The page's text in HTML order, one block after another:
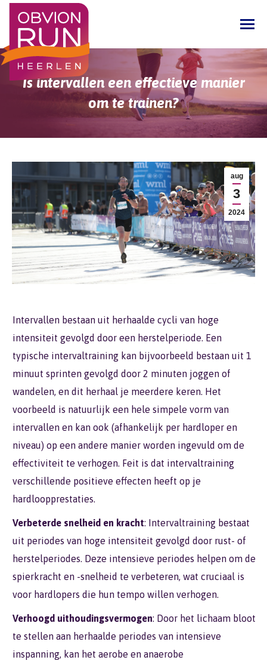
Is intervallen een effectieve manier
om te trainen?
Je bent hier:
aug
3
2024
Intervallen bestaan uit herhaalde cycli van hoge
intensiteit gevolgd door een herstelperiode. Een
typische intervaltraining kan bijvoorbeeld bestaan uit 1
minuut sprinten gevolgd door 2 minuten joggen of
wandelen, en dit herhaal je meerdere keren. Het
voorbeeld is natuurlijk een hele simpele vorm van
intervallen en kan ook (afhankelijk per hardloper en
niveau) op een andere manier worden ingevuld om de
effectiviteit te verhogen. Feit is dat intervaltraining
verschillende positieve effecten heeft op je
hardloopprestaties.
Verbeterde snelheid en kracht: Intervaltraining bestaat
uit periodes van hoge intensiteit gevolgd door rust- of
herstelperiodes. Deze intensieve periodes helpen om de
spierkracht en -snelheid te verbeteren, wat cruciaal is
voor hardlopers die hun tempo willen verhogen.
Verhoogd uithoudingsvermogen: Door het lichaam bloot
te stellen aan herhaalde periodes van intensieve
inspanning, kan het aerobe en anaerobe